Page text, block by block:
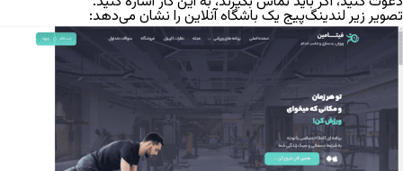
تصویر زیر لندینگ‌پیج یک باشگاه آنلاین را نشان می‌دهد: